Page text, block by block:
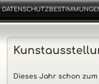
Dieses Jahr schon
Haupt-